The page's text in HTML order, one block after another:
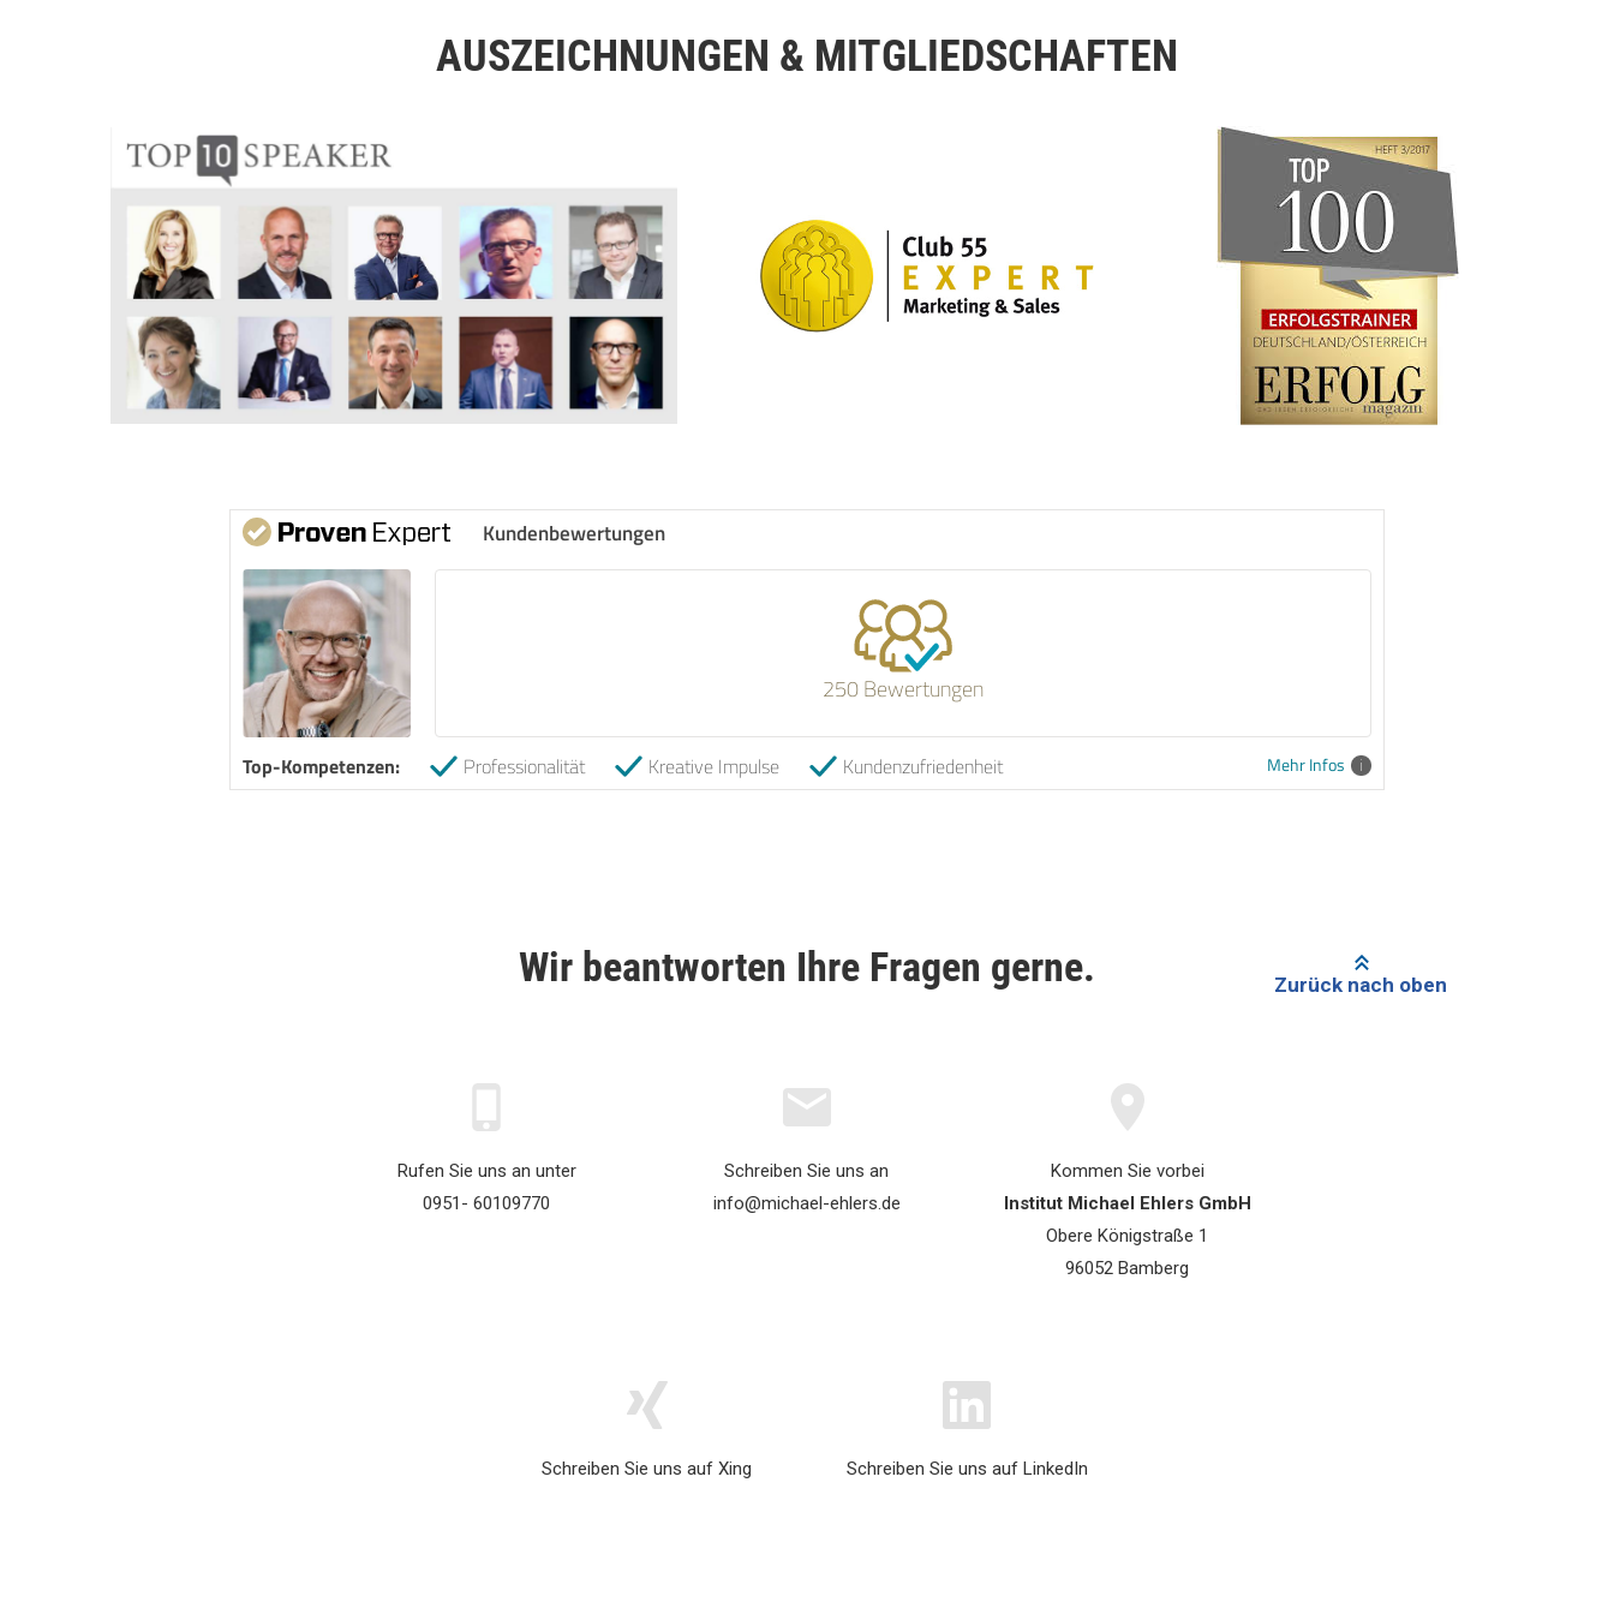
AUSZEICHNUNGEN & MITGLIEDSCHAFTEN
Kundenbewertungen
250 Bewertungen
Mehr Infos
Top-Kompetenzen: Professionalität Kreative Impulse Kundenzufriedenheit
Wir beantworten Ihre Fragen gerne. Zurück nach oben
Rufen Sie uns an unter
0951- 60109770
Schreiben Sie uns an
info@michael-ehlers.de
Kommen Sie vorbei
Institut Michael Ehlers GmbH
Obere Königstraße 1
96052 Bamberg
Schreiben Sie uns aufXing Schreiben Sie uns auf LinkedIn